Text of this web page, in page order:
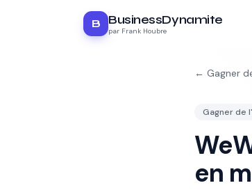
B BusinessDynamite
par Frank Houbre
← Gagner
Gagner de
en